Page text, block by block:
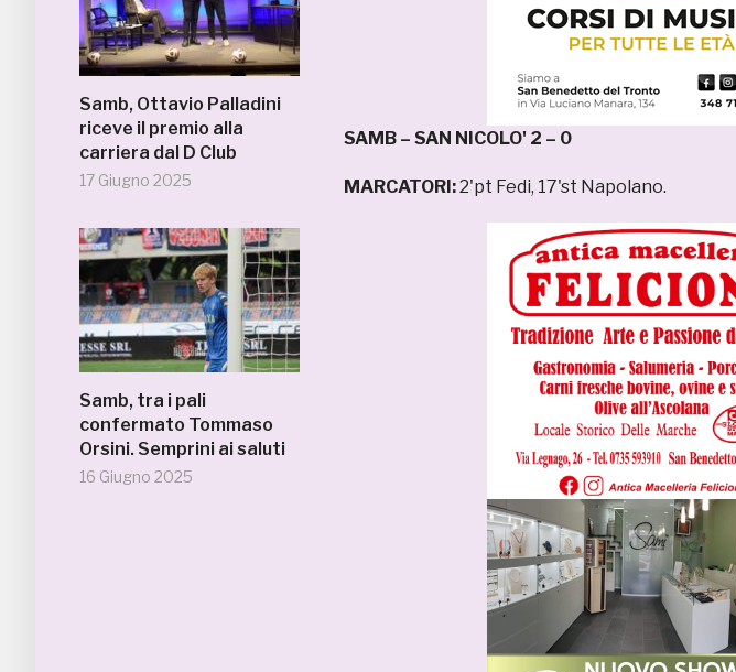
Samb, Ottavio Palladini
riceve il premio alla
carriera dal D Club
17 Giugno 2025
Samb, tra i pali
confermato Tommaso
Orsini. Semprini ai saluti
16 Giugno 2025
SAMB – SAN NICOLO' 2 – 0
MARCATORI:2'pt Fedi, 17'st Napolano.